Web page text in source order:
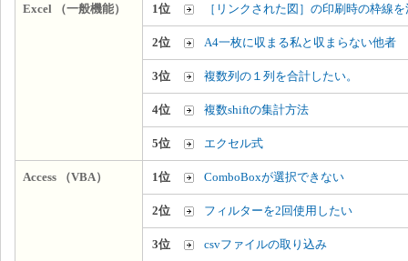
Excel （一般機能） 1位 ［リンクされた図］の印刷時の枠線
2位 A4一枚に収まる私と収まらない他者
3位 複数列の１列を合計したい。
4位 複数shiftの集計方法
5位 エクセル式
Access （VBA） 1位 ComboBoxが選択できない
2位 フィルターを2回使用したい
3位 csvファイルの取り込み